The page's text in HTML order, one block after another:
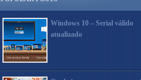
Windows 10 – Serial válido
atualizado